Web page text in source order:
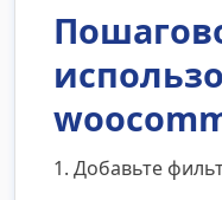
1. Добавьте